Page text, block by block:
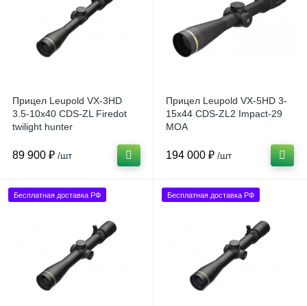
Прицел Leupold VX-3HD
3.5-10x40 CDS-ZL Firedot
twilight hunter
89 900 ₽ /шт
Прицел Leupold VX-5HD 3-
15x44 CDS-ZL2 Impact-29
MOA
194 000 ₽ /шт
Бесплатная доставка РФ Бесплатная доставка РФ